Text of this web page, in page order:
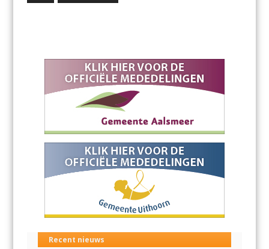
Recent nieuws